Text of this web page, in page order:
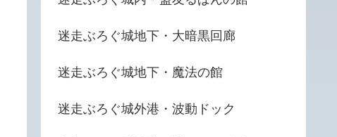
迷走ぶろぐ城地下・大暗黒回廊
迷走ぶろぐ城地下・魔法の館
迷走ぶろぐ城外港・波動ドック